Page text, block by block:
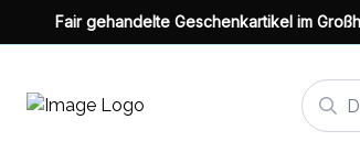
Fair gehandelte Geschenkartikel im